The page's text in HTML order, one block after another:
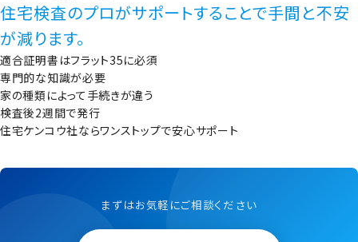
住宅検査のプロがサポートすることで手間と不安
が減ります。
適合証明書はフラット35に必須
専門的な知識が必要
家の種類によって手続きが違う
検査後2週間で発行
住宅ケンコウ社ならワンストップで安心サポート
まずはお気軽にご相談ください